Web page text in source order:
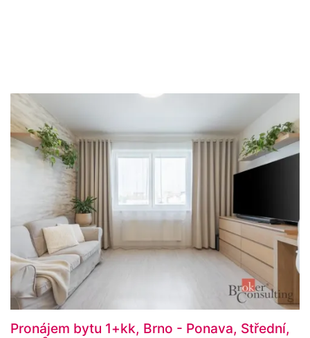
Pronájem bytu 1+kk, Brno - Ponava, Střední,